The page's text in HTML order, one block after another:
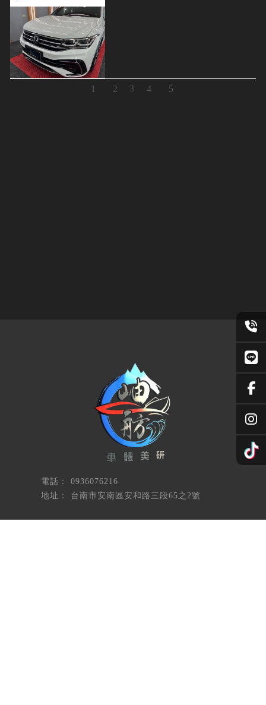
1 2 3 4 5
0936076216
台南市安南區安和路三段65之2號